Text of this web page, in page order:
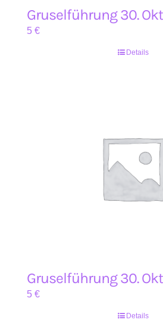
Gruselführung 30.
5 €
Details
Gruselführung 30.
5 €
Details